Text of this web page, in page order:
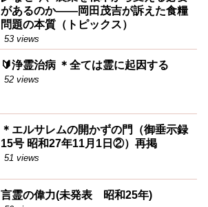
があるのか――岡田茂吉が訴えた食糧
問題の本質（トピックス）
53 views
🔰浄霊治病 ＊全ては霊に起因する
52 views
＊エルサレムの開かずの門（御垂示録
15号 昭和27年11月1日②）再掲
51 views
言霊の偉力(未発表 昭和25年)